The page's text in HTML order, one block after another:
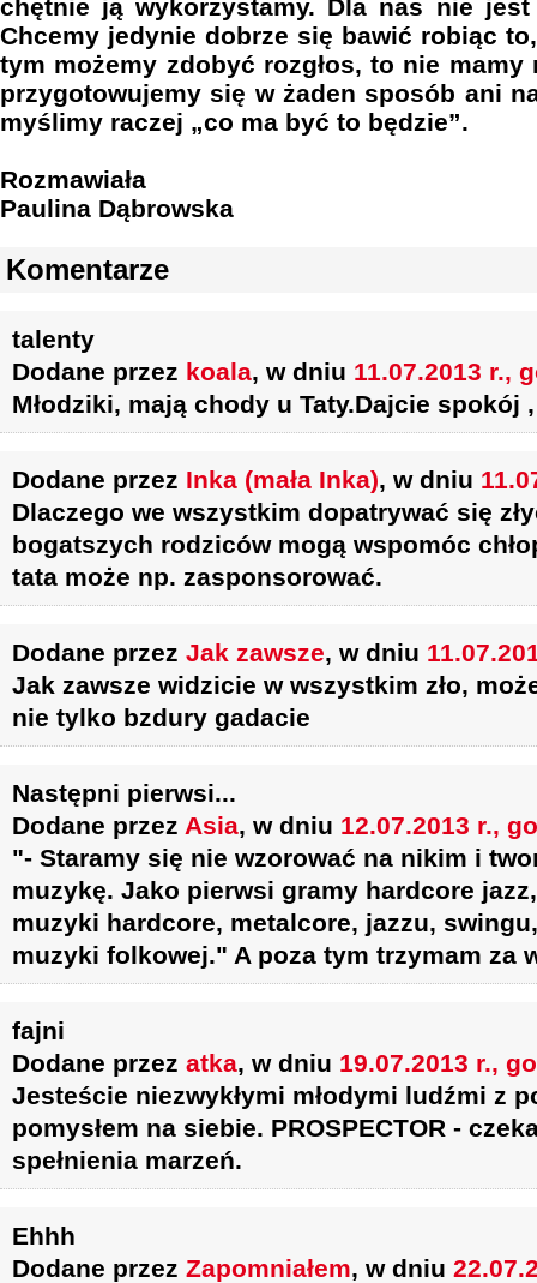
chętnie ją wykorzystamy. Dla nas nie jest
Chcemy jedynie dobrze się bawić robiąc
tym możemy zdobyć rozgłos, to nie
przygotowujemy się w żaden sposób ani
myślimy raczej „co ma być to będzie”.
Rozmawiała
Paulina Dąbrowska
Komentarze
talenty
Dodane przez koala, w dniu 11.07.2013 r.,
Młodziki, mają chody u Taty.Dajcie spokój
Dodane przez Inka (mała Inka), w dniu
Dlaczego we wszystkim dopatrywać się
bogatszych rodziców mogą wspomóc
tata może np. zasponsorować.
Dodane przez Jak zawsze, w dniu
Jak zawsze widzicie w wszystkim zło,
nie tylko bzdury gadacie
Następni pierwsi...
Dodane przez Asia, w dniu 12.07.2013 r.,
"- Staramy się nie wzorować na nikim i
muzykę. Jako pierwsi gramy hardcore
muzyki hardcore, metalcore, jazzu,
muzyki folkowej." A poza tym trzymam za
fajni
Dodane przez atka, w dniu 19.07.2013 r.,
Jesteście niezwykłymi młodymi ludźmi z
pomysłem na siebie. PROSPECTOR -
spełnienia marzeń.
Ehhh
Dodane przez Zapomniałem, w dniu